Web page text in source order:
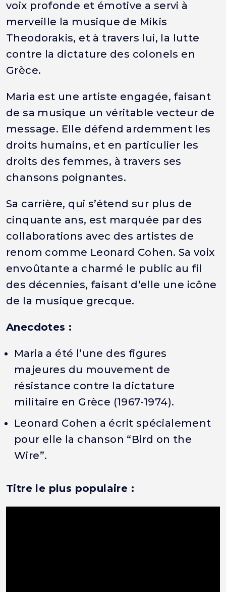
voix profonde et émotive a servi à
merveille la musique de Mikis
Theodorakis, et à travers lui, la lutte
contre la dictature des colonels en
Grèce.
Maria est une artiste engagée, faisant
de sa musique un véritable vecteur de
message. Elle défend ardemment les
droits humains, et en particulier les
droits des femmes, à travers ses
chansons poignantes.
Sa carrière, qui s’étend sur plus de
cinquante ans, est marquée par des
collaborations avec des artistes de
renom comme Leonard Cohen. Sa voix
envoûtante a charmé le public au fil
des décennies, faisant d’elle une icône
de la musique grecque.
Anecdotes :
Maria a été l’une des figures
majeures du mouvement de
résistance contre la dictature
militaire en Grèce (1967-1974).
Leonard Cohen a écrit spécialement
pour elle la chanson “Bird on the
Wire”.
Titre le plus populaire :